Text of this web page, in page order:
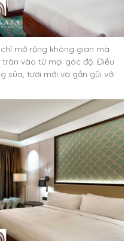
mở rộng không gian mà
vào từ mọi góc độ. Điều
sủa, tươi mới và gần gũi với